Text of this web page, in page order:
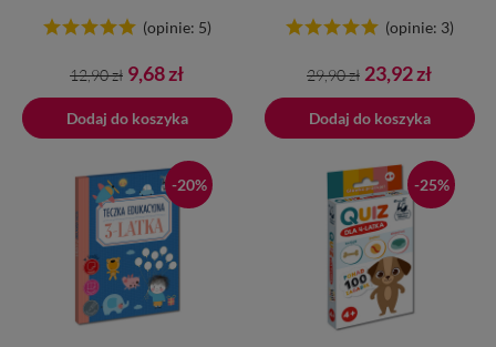
(opinie: 5)
Cena
podstawowa
12,90 zł Cena
9,68 zł
Dodaj do koszyka
(opinie: 3)
Cena
podstawowa
29,90 zł Cena
23,92 zł
Dodaj do koszyka
Dodano do koszyka
-20% -25%